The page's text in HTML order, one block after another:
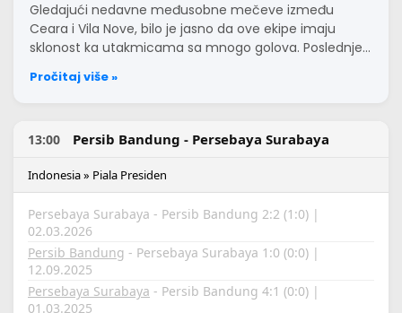
Gledajući nedavne međusobne mečeve između
Ceara i Vila Nove, bilo je jasno da ove ekipe imaju
sklonost ka utakmicama sa mnogo golova. Poslednje…
Pročitaj više »
13:00 Persib Bandung - Persebaya Surabaya
Indonesia » Piala Presiden
Persebaya Surabaya - Persib Bandung 2:2 (1:0) |
02.03.2026
Persib Bandung - Persebaya Surabaya 1:0 (0:0) |
12.09.2025
Persebaya Surabaya - Persib Bandung 4:1 (0:0) |
01.03.2025